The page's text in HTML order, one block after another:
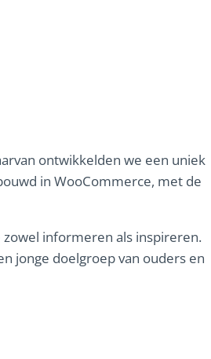
ontwikkelden we een uniek
in WooCommerce, met de
zowel informeren als inspireren.
jonge doelgroep van ouders en